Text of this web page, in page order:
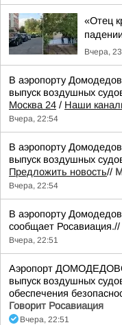
«Отец
Вчера,
В аэропорту
выпуск воздушных
Москва 24 / Наши
Вчера, 22:54
В аэропорту
выпуск воздушных
Предложить новость//
Вчера, 22:54
В аэропорту
сообщает Росавиация.//
Вчера, 22:51
Аэропорт
выпуск воздушных
обеспечения
Говорит Росавиация
Вчера, 22:51